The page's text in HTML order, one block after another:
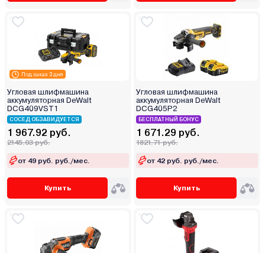
Под заказ 3 дня
Угловая шлифмашина
аккумуляторная DeWalt
DCG409VST1
СОСЕД ОБЗАВИДУЕТСЯ
1 967.92 руб.
2145.03 руб.
от 49 руб. руб./мес.
Купить
Угловая шлифмашина
аккумуляторная DeWalt
DCG405P2
БЕСПЛАТНЫЙ БОНУС
1 671.29 руб.
1821.71 руб.
от 42 руб. руб./мес.
Купить